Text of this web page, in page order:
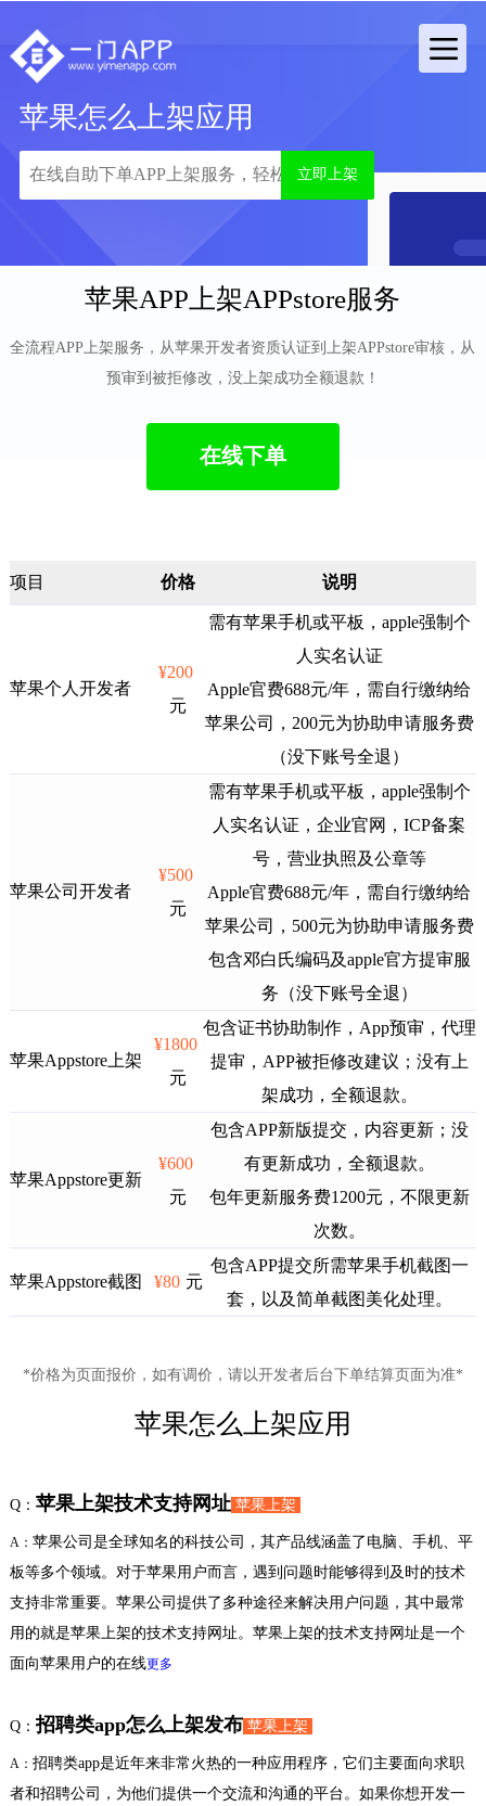
苹果怎么上架应用
立即上架
苹果APP上架APPstore服务
全流程APP上架服务，从苹果开发者资质认证到上架APPstore审核，从
预审到被拒修改，没上架成功全额退款！
在线下单
项目 价格 说明
苹果个人开发者
¥200
元
需有苹果手机或平板，apple强制个
人实名认证
Apple官费688元/年，需自行缴纳给
苹果公司，200元为协助申请服务费
（没下账号全退）
苹果公司开发者
¥500
元
需有苹果手机或平板，apple强制个
人实名认证，企业官网，ICP备案
号，营业执照及公章等
Apple官费688元/年，需自行缴纳给
苹果公司，500元为协助申请服务费
包含邓白氏编码及apple官方提审服
务（没下账号全退）
苹果Appstore上架
¥1800
元
包含证书协助制作，App预审，代理
提审，APP被拒修改建议；没有上
架成功，全额退款。
苹果Appstore更新
¥600
元
包含APP新版提交，内容更新；没
有更新成功，全额退款。
包年更新服务费1200元，不限更新
次数。
苹果Appstore截图 ¥80 元
包含APP提交所需苹果手机截图一
套，以及简单截图美化处理。
*价格为页面报价，如有调价，请以开发者后台下单结算页面为准*
苹果怎么上架应用
Q： 苹果上架技术支持网址 苹果上架
A： 苹果公司是全球知名的科技公司，其产品线涵盖了电脑、手机、平
板等多个领域。对于苹果用户而言，遇到问题时能够得到及时的技术
支持非常重要。苹果公司提供了多种途径来解决用户问题，其中最常
用的就是苹果上架的技术支持网址。苹果上架的技术支持网址是一个
面向苹果用户的在线更多
Q：招聘类app怎么上架发布 苹果上架
A： 招聘类app是近年来非常火热的一种应用程序，它们主要面向求职
者和招聘公司，为他们提供一个交流和沟通的平台。如果你想开发一